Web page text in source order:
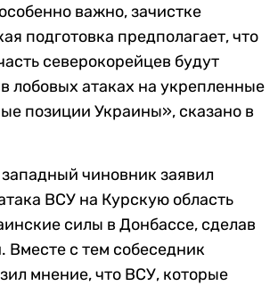
важно, зачистке
подготовка предполагает, что
северокорейцев будут
лобовых атаках на укрепленные
позиции Украины», сказано в
чиновник заявил
ВСУ на Курскую область
силы в Донбассе, сделав
Вместе с тем собеседник
мнение, что ВСУ, которые